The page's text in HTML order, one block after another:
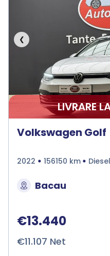
❮
LIVRARE
Volkswagen Golf
2022 156150 km Diesel
Bacau
€13.440
€11.107 Net